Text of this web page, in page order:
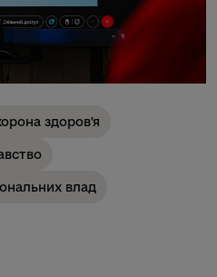
здоров'я
влад